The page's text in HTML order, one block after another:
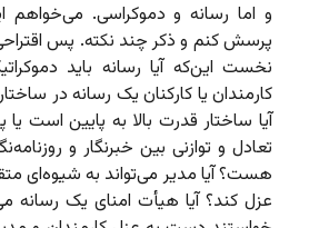
و اما رسانه و دموکراسی.
پرسش کنم و ذکر چند نکته. پس
نخست این‌که آیا رسانه باید
کارمندان یا کارکنان یک رسانه در
آیا ساختار قدرت بالا به پایین است یا
تعادل و توازنی بین خبرنگار و
هست؟ آیا مدیر می‌تواند به شیوه‌ای
عزل کند؟ آیا هیأت امنای یک رسانه